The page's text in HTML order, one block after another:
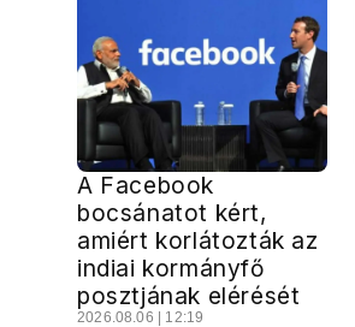
A Facebook
bocsánatot kért,
amiért korlátozták az
indiai kormányfő
posztjának elérését
2026.08.06 | 12:19